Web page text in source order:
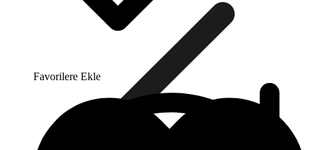
Favorilere Ekle